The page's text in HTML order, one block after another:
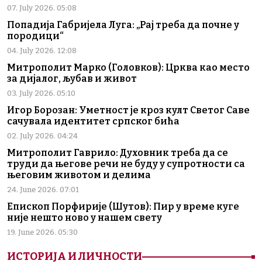
07. July 2026. 05:08
Попадија Габријела Луга: „Рај треба да почне у
породици“
04. July 2026. 12:08
Митрополит Марко (Головков): Црква као место
за дијалог, љубав и живот
03. July 2026. 05:10
Игор Борозан: Уметност је кроз култ Светог Саве
сачувала идентитет српског бића
02. July 2026. 04:24
Митрополит Гаврило: Духовник треба да се
труди да његове речи не буду у супротности са
његовим животом и делима
24. June 2026. 07:01
Епископ Порфирије (Шутов): Пир у време куге
није нешто ново у нашем свету
19. June 2026. 05:30
ИСТОРИЈА И ЛИЧНОСТИ